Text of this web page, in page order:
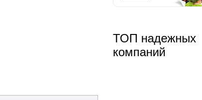
ТОП надежных
компаний